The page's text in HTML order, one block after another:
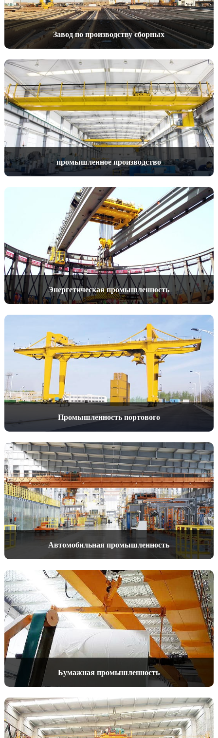
Завод по производству сборных
бетонных конструкций
промышленное производство
Энергетическая промышленность
Промышленность портового
Автомобильная промышленность
Бумажная промышленность